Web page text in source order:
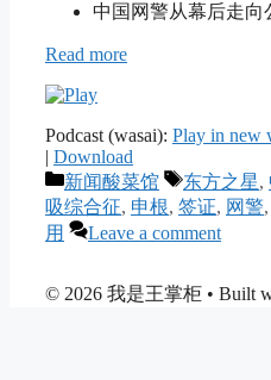
中国网警从幕后走向
Read more
Podcast (wasai): Play in new
| Download
Categories
新闻酸菜馆 Tags
东方之星,
吸综合征, 申根, 签证, 网警,
用
Leave a comment
© 2026 我是王掌柜 • Built